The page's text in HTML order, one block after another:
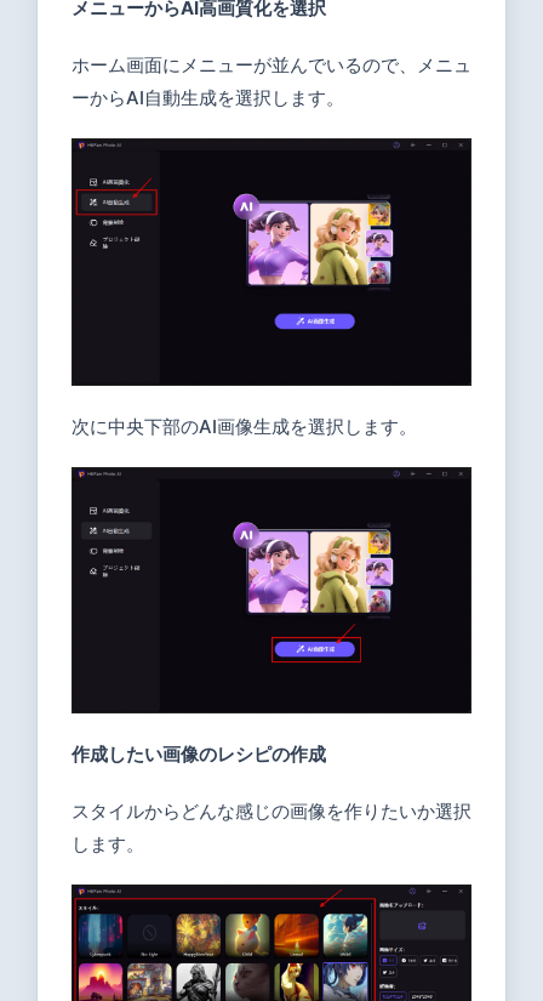
メニューからAI高画質化を選択
ホーム画面にメニューが並んでいるので、メニュ
ーからAI自動生成を選択します。
次に中央下部のAI画像生成を選択します。
作成したい画像のレシピの作成
スタイルからどんな感じの画像を作りたいか選択
します。